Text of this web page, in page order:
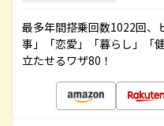
最多年間搭乗回数1022回、
事」「恋愛」「暮らし」「
立たせるワザ80！